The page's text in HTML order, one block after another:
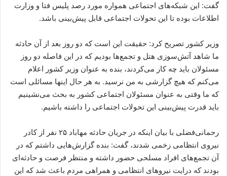
گفت: این شبکه‌های اجتماعی همواره مورد رصد پلیس فتا و وزارت
اطلاعات بوده تا این تحولات اجتماعی قابل پیش‌بینی باشد.
وزیر کشور تصریح کرد: حقیقت این است که دو روز بعد از آن حادثه
ما شاهد آتش‌سوزی‌ هتل و تجمع‌ها بودیم که در این فاصله دو روز
مسئولان باید چه کار می‌کردند، بنده به عنوان وزیر کشور اعلام
می‌کنم که هیچ گزارشی به من نرسید. به هر حال اینها مسائلی است
که ما وقتی به عنوان مسئولان اجتماعی کشور به بحث می‌نشینیم
باید قدرت پیش‌بینی این تحولات اجتماعی را داشته باشیم.
رحمانی‌فضلی با بیان اینکه در جریان حادثه مهاباد ۲۵ نفر از کادر
نیروی انتظامی زخمی شدند، گفت: بنده گزارش‌هایی داشتم که در
آن تجمع‌های افراد مسلحی حضور داشته و منتظر فرصت و حادثه‌ای
بودند که درایت نیروهای انتظامی و همراهی مردم باعث شد که این